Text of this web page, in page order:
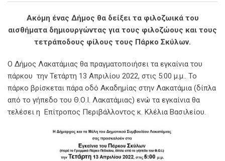
Ακόμη ένας Δήμος θα δείξει τα φιλοζωικά του
αισθήματα δημιουργώντας για τους φιλοζώους και τους
τετράποδους φίλους τους Πάρκο Σκύλων.
Ο Δήμος Λακατάμιας θα πραγματοποιήσει τα εγκαίνια του
πάρκου την Τετάρτη 13 Απριλίου 2022, στις 5:00 μ.μ.. Το
πάρκο βρίσκεται πάρα οδό Ακαδημίας στην Λακατάμια (δίπλα
από το γήπεδο του Θ.Ο.Ι. Λακατάμιας) ενώ τα εγκαίνια θα
τελέσει η Επίτροπος Περιβάλλοντος κ. Κλέλια Βασιλείου.